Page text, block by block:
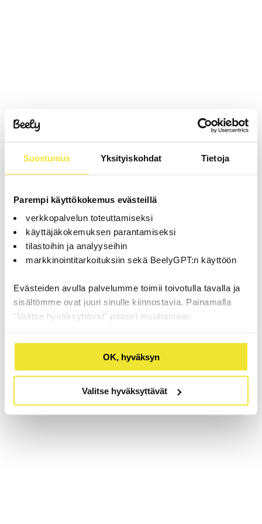
Suostumus Yksityiskohdat Tietoja
Parempi käyttökokemus evästeillä
verkkopalvelun toteuttamiseksi
käyttäjäkokemuksen parantamiseksi
tilastoihin ja analyyseihin
markkinointitarkoituksiin sekä BeelyGPT:n käyttöön
Evästeiden avulla palvelumme toimii toivotulla tavalla ja
sisältömme ovat juuri sinulle kiinnostavia. Painamalla
"Valitse hyväksyttävät" pääset muuttamaan
OK, hyväksyn
Valitse hyväksyttävät